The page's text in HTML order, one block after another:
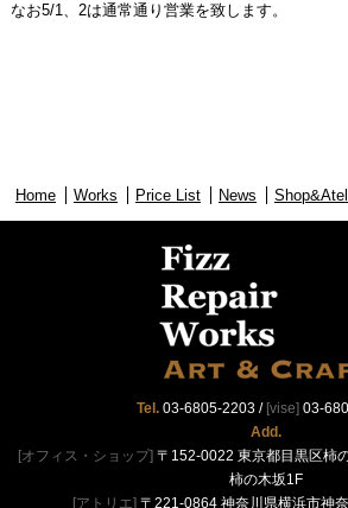
なお5/1、2は通常通り営業を致します。
Home Works Price List News
Tel. 03-6805-2203/ [vise] 03-
Add.
[オフィス・ショップ] 〒152-0022 東京都目黒区柿
柿の木坂1F
[アトリエ] 〒221-0864 神奈川県横浜市神